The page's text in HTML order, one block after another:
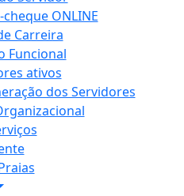
ONLINE
Carreira
Funcional
ativos
dos Servidores